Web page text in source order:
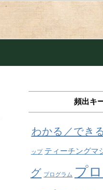
頻出キ
わかる／でき
ップ ティーチングマ
グ プログラム プ